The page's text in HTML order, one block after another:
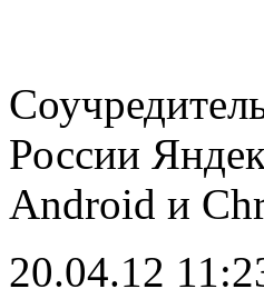
России
Android и
20.04.12